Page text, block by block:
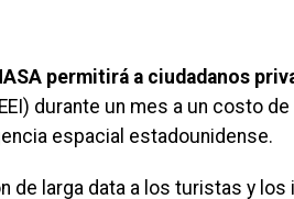
permitirá a ciudadanos
durante un mes a un costo
espacial estadounidense.
de larga data a los turistas y los